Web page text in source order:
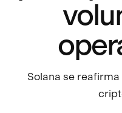
Solana se